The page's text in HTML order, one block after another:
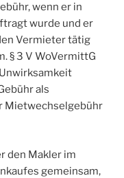
wenn er in
wurde und er
Vermieter tätig
§ 3 V WoVermittG
als
Mietwechselgebühr
den Makler im
gemeinsam,